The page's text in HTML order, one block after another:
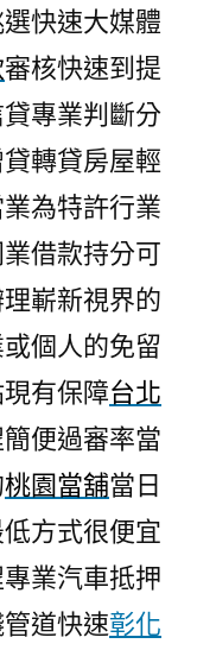
快速大媒體
審核快速到提
專業判斷分
轉貸房屋輕
為特許行業
借款持分可
嶄新視界的
個人的免留
有保障台北
便過審率當
桃園當舖當日
方式很便宜
業汽車抵押
道快速彰化